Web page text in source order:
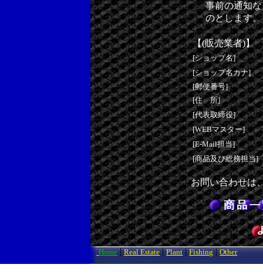
事前の通知
のとします。
【(販売業者)】
[ショップ名]
[ショップ名カナ]
[郵便番号]
[住 所]
[代表取締役]
[WEBマスター]
[E-Mail担当]
[商品及び総務担当]
お問い合わせは
Home|Real Estate|Plant|Fishing|Other